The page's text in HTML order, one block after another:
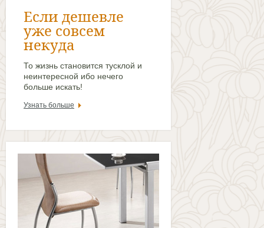
Если дешевле
уже совсем
некуда
То жизнь становится тусклой и
неинтересной ибо нечего
больше искать!
Узнать больше